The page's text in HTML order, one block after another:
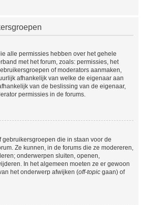
alle permissies hebben over het gehele
met het forum, zoals: permissies, het
of moderators aanmaken,
afhankelijk van welke de eigenaar aan
van de beslissing van de eigenaar,
permissies in de forums.
gebruikersgroepen die in staan voor de
Ze kunnen, in de forums die ze modereren,
onderwerpen sluiten, openen,
In het algemeen moeten ze er gewoon
het onderwerp afwijken (off-topic gaan) of